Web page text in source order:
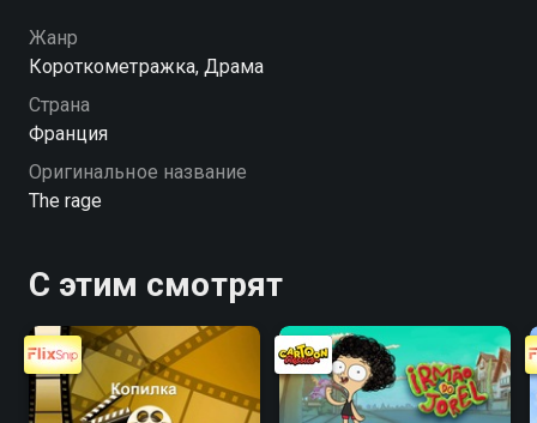
Жанр
Короткометражка, Драма
Страна
Франция
Оригинальное название
The rage
С этим смотрят